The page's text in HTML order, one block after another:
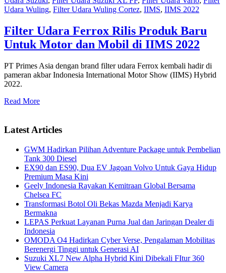
Udara Wuling, Filter Udara Wuling Cortez, IIMS, IIMS 2022
Filter Udara Ferrox Rilis Produk Baru
Untuk Motor dan Mobil di IIMS 2022
PT Primes Asia dengan brand filter udara Ferrox kembali hadir di
pameran akbar Indonesia International Motor Show (IIMS) Hybrid
2022.
Read More
Latest Articles
GWM Hadirkan Pilihan Adventure Package untuk Pembelian
Tank 300 Diesel
EX90 dan ES90, Dua EV Jagoan Volvo Untuk Gaya Hidup
Premium Masa Kini
Geely Indonesia Rayakan Kemitraan Global Bersama
Chelsea FC
Transformasi Botol Oli Bekas Mazda Menjadi Karya
Bermakna
LEPAS Perkuat Layanan Purna Jual dan Jaringan Dealer di
Indonesia
OMODA O4 Hadirkan Cyber Verse, Pengalaman Mobilitas
Berenergi Tinggi untuk Generasi AI
Suzuki XL7 New Alpha Hybrid Kini Dibekali FItur 360
View Camera